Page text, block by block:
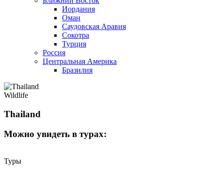
Иордания
Оман
Саудовская Аравия
Сокотра
Турция
Россия
Центральная Америка
Бразилия
Wildlife
Thailand
Можно увидеть в турах:
Туры